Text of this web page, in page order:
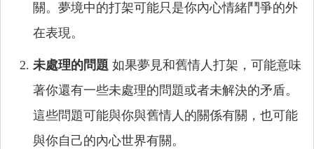
關。夢境中的打架可能只是你內心情緒鬥爭的外
在表現。
未處理的問題 如果夢見和舊情人打架，可能意味
著你還有一些未處理的問題或者未解決的矛盾。
這些問題可能與你與舊情人的關係有關，也可能
與你自己的內心世界有關。